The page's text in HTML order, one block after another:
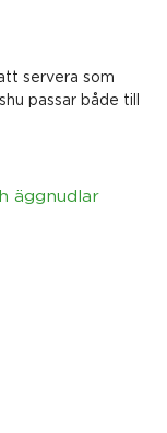
servera som
passar både till